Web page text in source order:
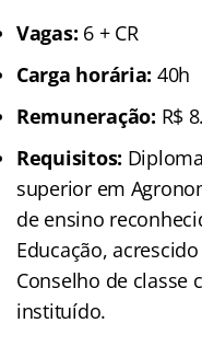
Vagas: 6 + CR
Carga horária: 40h
Remuneração: R$
Requisitos:
superior em
de ensino
Educação,
Conselho de classe
instituído.